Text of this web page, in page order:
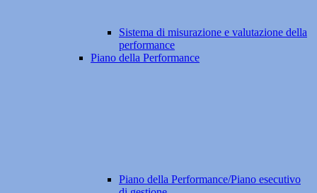
Sistema di misurazione e valutazione della
performance
Piano della Performance
Piano della Performance/Piano esecutivo